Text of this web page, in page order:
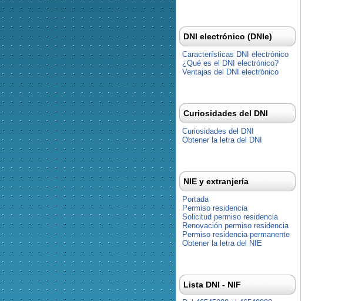
DNI electrónico (DNIe)
Características DNI electrónico
¿Qué es el DNI electrónico?
Ventajas del DNI electrónico
Curiosidades del DNI
Curiosidades del DNI
Obtener la letra del DNI
NIE y extranjería
Portada
Permiso residencia
Solicitud permiso residencia
Renovación permiso residencia
Permiso residencia permanente
Obtener la letra del NIE
Lista DNI - NIF